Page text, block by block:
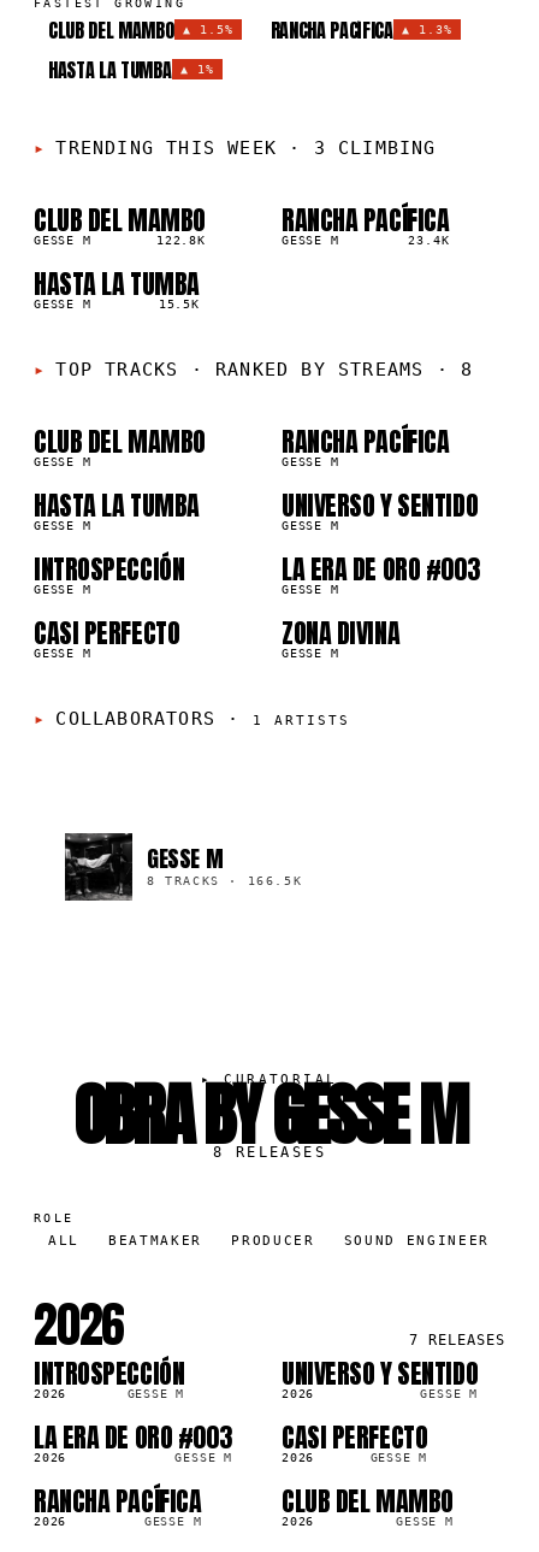
FASTEST GROWING
CLUB DEL MAMBO ▲ 1.5% RANCHA PACÍFICA ▲ 1.3%
HASTA LA TUMBA ▲ 1%
TRENDING THIS WEEK · 3 CLIMBING
01
CLUB DEL MAMBO
GESSE M 122.8K
02
RANCHA PACÍFICA
GESSE M 23.4K
03
HASTA LA TUMBA
GESSE M 15.5K
TOP TRACKS · RANKED BY STREAMS · 8
01
CLUB DEL MAMBO
GESSE M 02
RANCHA PACÍFICA
GESSE M
03
HASTA LA TUMBA
GESSE M 04
UNIVERSO Y SENTIDO
GESSE M
05
INTROSPECCIÓN
GESSE M 06
LA ERA DE ORO #003
GESSE M
07
CASI PERFECTO
GESSE M 08
ZONA DIVINA
GESSE M
COLLABORATORS · 1 ARTISTS
GESSE M
8 TRACKS · 166.5K
▸CURATORIAL
OBRA BY GESSE M
8 RELEASES
ROLE
ALL BEATMAKER PRODUCER SOUND ENGINEER
2026 7 RELEASES
SG
INTROSPECCIÓN
2026 GESSE M
SG
UNIVERSO Y SENTIDO
2026 GESSE M
SG
LA ERA DE ORO #003
2026 GESSE M
SG
CASI PERFECTO
2026 GESSE M
SG
RANCHA PACÍFICA
2026 GESSE M
SG
CLUB DEL MAMBO
2026 GESSE M